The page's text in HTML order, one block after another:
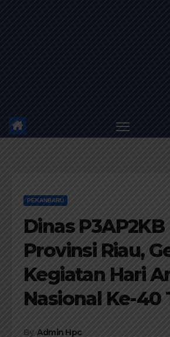
PEKANBARU
Dinas P3AP2KB
Provinsi Riau,
Kegiatan Hari
Nasional Ke-40
By Admin Hpc